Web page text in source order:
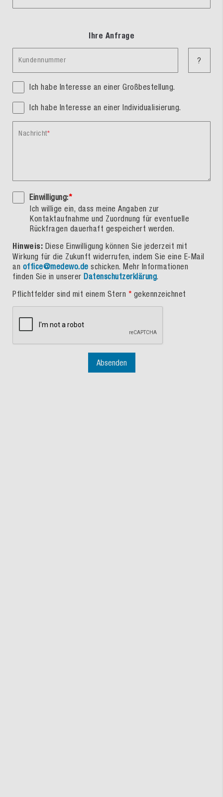
Ihre Anfrage
Kundennummer ?
Ich habe Interesse an einer Großbestellung.
Ich habe Interesse an einer Individualisierung.
Nachricht
Einwilligung:*
Ich willige ein, dass meine Angaben zur
Kontaktaufnahme und Zuordnung für eventuelle
Rückfragen dauerhaft gespeichert werden.
Hinweis: Diese Einwilligung können Sie jederzeit mit
Wirkung für die Zukunft widerrufen, indem Sie eine E-Mail
an office@medewo.de schicken. Mehr Informationen
finden Sie in unserer Datenschutzerklärung.
Pflichtfelder sind mit einem Stern * gekennzeichnet
Absenden